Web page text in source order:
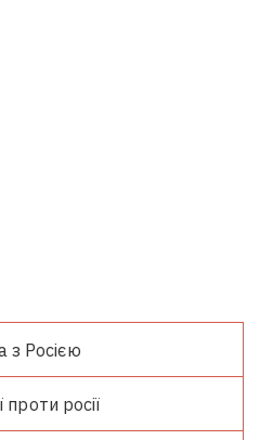
з Росією
проти росії